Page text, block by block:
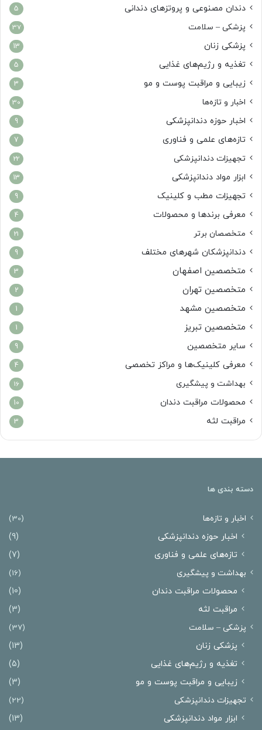
دندان مصنوعی و پروتزهای دندانی 5
پزشکی – سلامت 37
پزشکی زنان 13
تغذیه و رژیم‌های غذایی 5
زیبایی و مراقبت پوست و مو 3
اخبار و تازه‌ها 30
اخبار حوزه دندانپزشکی 9
تازه‌های علمی و فناوری 7
تجهیزات دندانپزشکی 22
ابزار مواد دندانپزشکی 13
تجهیزات مطب و کلینیک 9
معرفی برندها و محصولات 4
متخصصان برتر 21
دندانپزشکان شهرهای مختلف 9
متخصصین اصفهان 3
متخصصین تهران 2
متخصصین مشهد 1
متخصصین تبریز 1
سایر متخصصین 9
معرفی کلینیک‌ها و مراکز تخصصی 4
بهداشت و پیشگیری 16
محصولات مراقبت دندان 10
مراقبت لثه 3
دسته بندی ها
اخبار و تازه‌ها (30)
اخبار حوزه دندانپزشکی
(9)
تازه‌های علمی و فناوری
(7)
بهداشت و پیشگیری (16)
محصولات مراقبت دندان
(10)
مراقبت لثه
(3)
پزشکی – سلامت (37)
پزشکی زنان
(13)
تغذیه و رژیم‌های غذایی
(5)
زیبایی و مراقبت پوست و مو
(3)
تجهیزات دندانپزشکی (22)
ابزار مواد دندانپزشکی
(13)